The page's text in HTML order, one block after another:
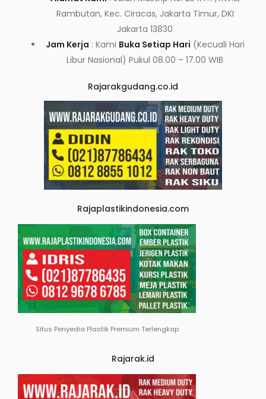
Rambutan, Kec. Ciracas, Jakarta Timur, DKI
Jakarta 13830
Jam Kerja : Kami Buka Setiap Hari (Kecuali Hari
Libur Nasional) Pukul 08.00 – 17.00 WIB
Rajarakgudang.co.id
Rajaplastikindonesia.com
Situs Penyedia Plastik Premium Terlengkap
Rajarak.id